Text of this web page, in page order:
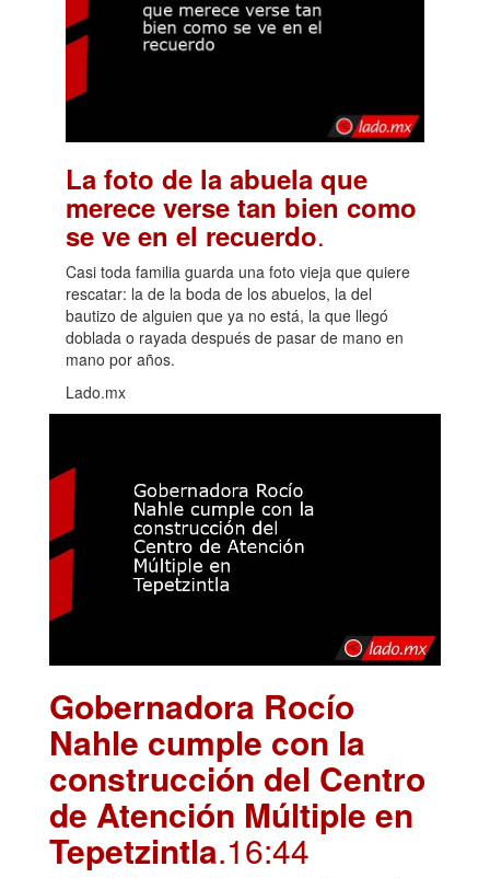
La foto de la abuela que
merece verse tan bien como
se ve en el recuerdo.
Casi toda familia guarda una foto vieja que quiere
rescatar: la de la boda de los abuelos, la del
bautizo de alguien que ya no está, la que llegó
doblada o rayada después de pasar de mano en
mano por años.
Lado.mx
Gobernadora Rocío
Nahle cumple con la
construcción del Centro
de Atención Múltiple en
Tepetzintla.16:44